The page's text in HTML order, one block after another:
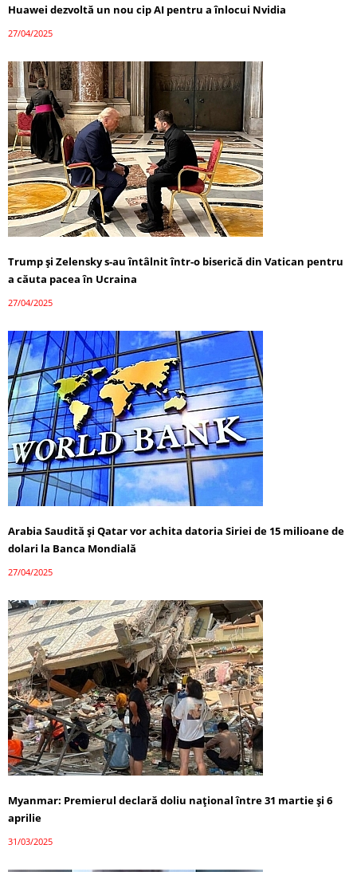
Huawei dezvoltă un nou cip AI pentru a înlocui Nvidia
27/04/2025
Trump și Zelensky s-au întâlnit într-o biserică din Vatican pentru
a căuta pacea în Ucraina
27/04/2025
Arabia Saudită și Qatar vor achita datoria Siriei de 15 milioane de
dolari la Banca Mondială
27/04/2025
Myanmar: Premierul declară doliu național între 31 martie și 6
aprilie
31/03/2025